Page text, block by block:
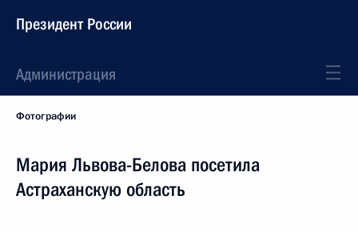
Президент России
Администрация
Фотографии
Мария Львова-Белова посетила
Астраханскую область